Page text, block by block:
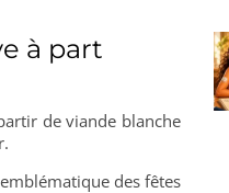
à part
de viande blanche
des fêtes